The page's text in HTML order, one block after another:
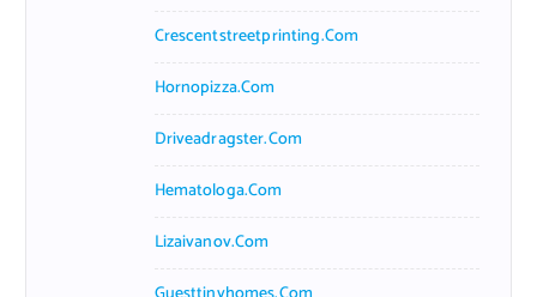
Crescentstreetprinting.com
Hornopizza.com
Driveadragster.com
Hematologa.com
Lizaivanov.com